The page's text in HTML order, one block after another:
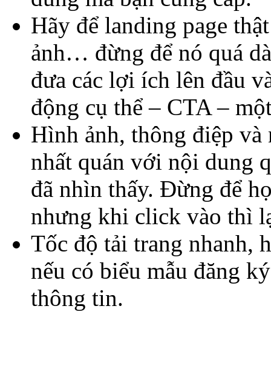
Hãy để landing page
ảnh… đừng để nó quá
đưa các lợi ích lên đầu
động cụ thể – CTA –
Hình ảnh, thông điệp và
nhất quán với nội dung
đã nhìn thấy. Đừng để
nhưng khi click vào thì
Tốc độ tải trang nhanh,
nếu có biểu mẫu đăng
thông tin.